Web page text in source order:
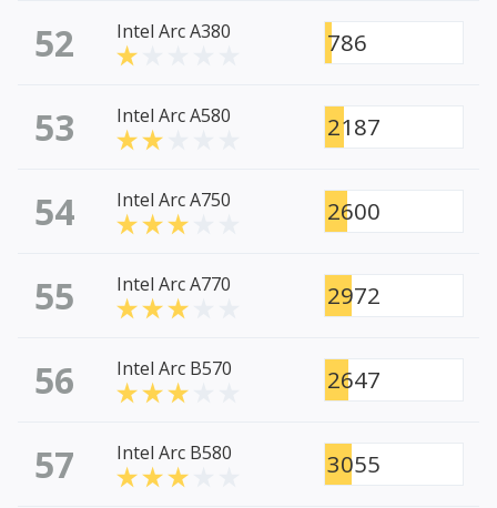
52 Intel Arc A380 786
53 Intel Arc A580 2187
54 Intel Arc A750 2600
55 Intel Arc A770 2972
56 Intel Arc B570 2647
57 Intel Arc B580 3055